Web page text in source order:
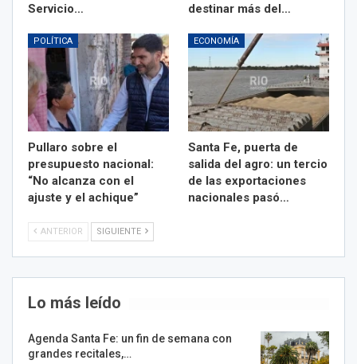
Servicio…
destinar más del…
POLÍTICA
Pullaro sobre el
presupuesto nacional:
“No alcanza con el
ajuste y el achique”
ECONOMÍA
Santa Fe, puerta de
salida del agro: un tercio
de las exportaciones
nacionales pasó…
ANTERIOR SIGUIENTE
Lo más leído
Agenda Santa Fe: un fin de semana con
grandes recitales,…